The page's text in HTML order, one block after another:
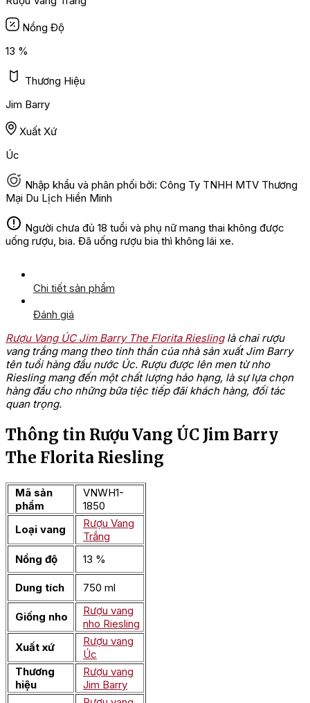
Nồng Độ
13 %
Thương Hiệu
Jim Barry
Xuất Xứ
Úc
Nhập khẩu và phân phối bởi: Công Ty TNHH MTV Thương
Mại Du Lịch Hiền Minh
Người chưa đủ 18 tuổi và phụ nữ mang thai không được
uống rượu, bia. Đã uống rượu bia thì không lái xe.
Chi tiết sản phẩm
Đánh giá
Rượu Vang ÚC Jim Barry The Florita Rieslinglà chai rượu
vang trắng mang theo tinh thần của nhà sản xuất Jim Barry
tên tuổi hàng đầu nước Úc. Rượu được lên men từ nho
Riesling mang đến một chất lượng hảo hạng, là sự lựa chọn
hàng đầu cho những bữa tiệc tiếp đãi khách hàng, đối tác
quan trọng.
Thông tin Rượu Vang ÚC Jim Barry
The Florita Riesling
Mã sản
phẩm
VNWH1-
1850
Loại vang
Rượu Vang
Trắng
Nồng độ
13 %
Dung tích 750 ml
Giống nho
Rượu vang
nho Riesling
Xuất xứ
Rượu vang
Úc
Thương
hiệu
Rượu vang
Jim Barry